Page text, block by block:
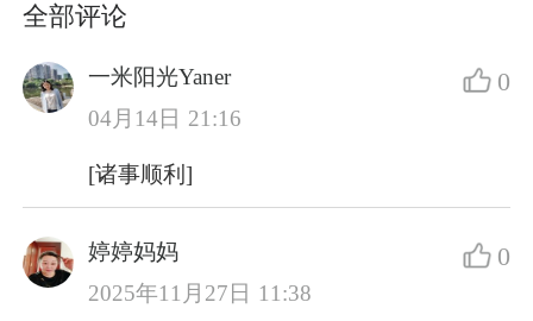
全部评论
一米阳光Yaner
04月14日 21:16
0
[诸事顺利]
婷婷妈妈
2025年11月27日 11:38
0